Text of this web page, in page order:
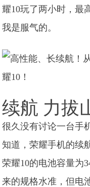
耀10玩了两小时，最
我是服气的。
续航 力拔
很久没有讨论一台手
知道，荣耀手机的续
荣耀10的电池容量为
来的规格水准，但电